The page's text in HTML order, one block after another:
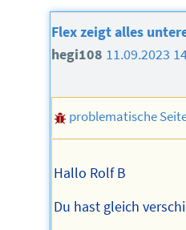
Flex zeigt alles
hegi108 11.09.2023
problematische
Hallo Rolf B
Du hast gleich